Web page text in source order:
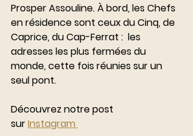
Prosper Assouline. À bord, les Chefs
en résidence sont ceux du Cinq, de
Caprice, du Cap-Ferrat :  les
adresses les plus fermées du
monde, cette fois réunies sur un
seul pont.
Découvrez notre post
sur Instagram